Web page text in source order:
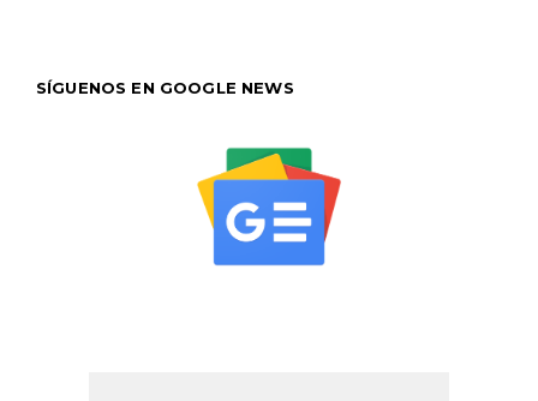
SÍGUENOS EN GOOGLE NEWS